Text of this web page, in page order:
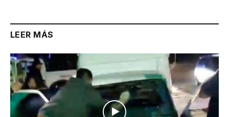
LEER MÁS